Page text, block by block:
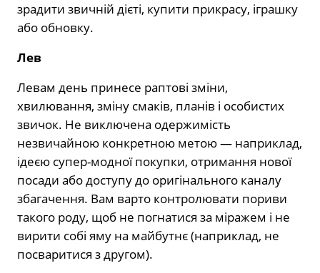
зрадити звичній дієті, купити прикрасу, іграшку
або обновку.
Лев
Левам день принесе раптові зміни,
хвилювання, зміну смаків, планів і особистих
звичок. Не виключена одержимість
незвичайною конкретною метою — наприклад,
ідеєю супер-модної покупки, отримання нової
посади або доступу до оригінального каналу
збагачення. Вам варто контролювати пориви
такого роду, щоб не погнатися за міражем і не
вирити собі яму на майбутнє (наприклад, не
посваритися з другом).